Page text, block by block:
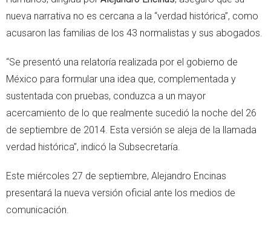
nueva narrativa no es cercana a la “verdad histórica”, como
acusaron las familias de los 43 normalistas y sus abogados.
“Se presentó una relatoría realizada por el gobierno de
México para formular una idea que, complementada y
sustentada con pruebas, conduzca a un mayor
acercamiento de lo que realmente sucedió la noche del 26
de septiembre de 2014. Esta versión se aleja de la llamada
verdad histórica”, indicó la Subsecretaría.
Este miércoles 27 de septiembre, Alejandro Encinas
presentará la nueva versión oficial ante los medios de
comunicación.